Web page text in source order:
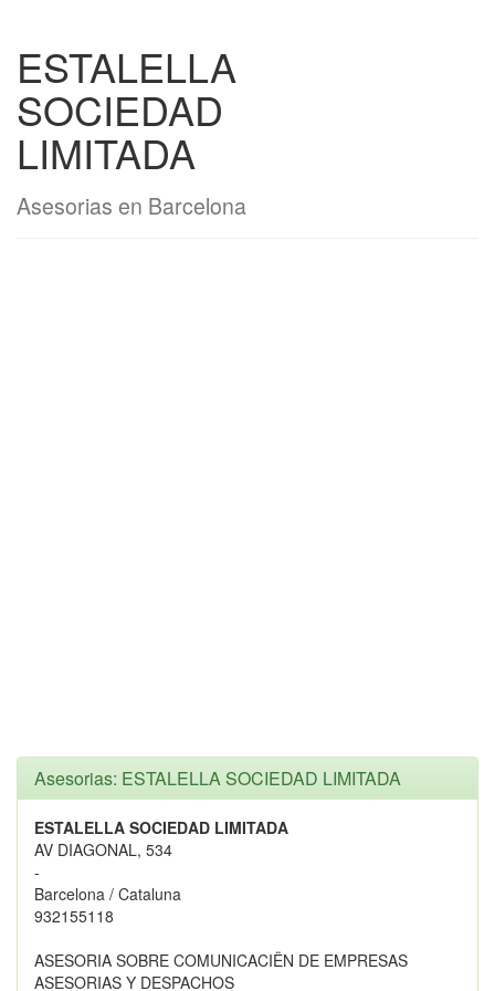
ESTALELLA
SOCIEDAD
LIMITADA
Asesorias en Barcelona
Asesorias: ESTALELLA SOCIEDAD LIMITADA
ESTALELLA SOCIEDAD LIMITADA
AV DIAGONAL, 534
-
Barcelona / Cataluna
932155118
ASESORIA SOBRE COMUNICACIËN DE EMPRESAS
ASESORIAS Y DESPACHOS